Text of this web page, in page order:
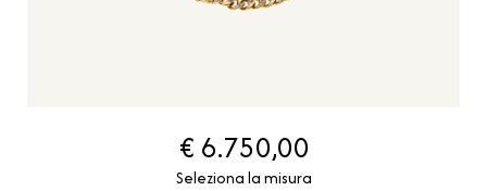
€ 6.750,00
Seleziona la misura